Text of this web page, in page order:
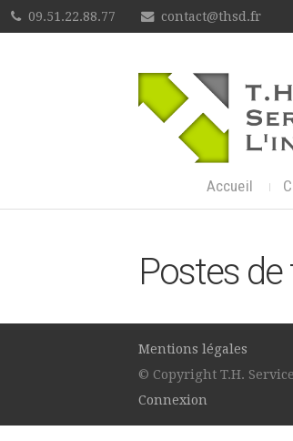
09.51.22.88.77 contact@thsd.fr
Accueil
Postes de
Mentions légales
© Copyright T.H.
Connexion